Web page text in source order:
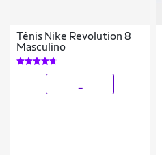
Tênis Nike Revolution 8
Masculino